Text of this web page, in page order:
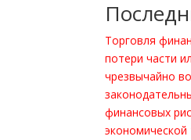
Торговля
потери части
чрезвычайно
финансовых